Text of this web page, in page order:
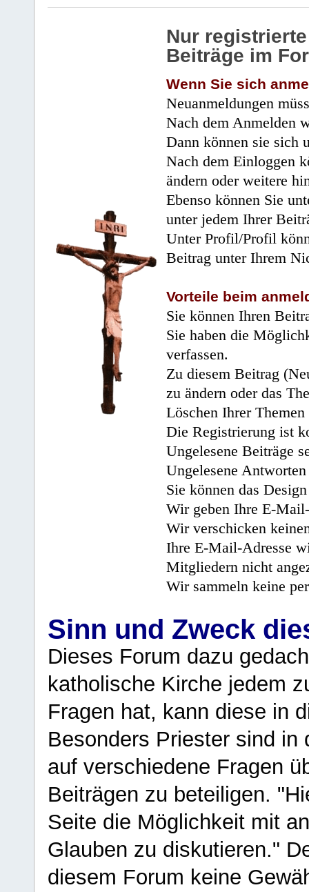
Nur
Beiträge im
Wenn Sie sich
Neuanmeldungen
Nach dem Anmelden
Dann können sie sich
Nach dem Einloggen
ändern oder weitere
Ebenso können Sie
unter jedem Ihrer
Unter Profil/Profil
Beitrag unter Ihrem
Vorteile beim
Sie können Ihren
Sie haben die
verfassen.
Zu diesem Beitrag
zu ändern oder das
Löschen Ihrer
Die Registrierung ist
Ungelesene Beiträge
Ungelesene
Sie können das
Wir geben Ihre E-
Wir verschicken
Ihre E-Mail-Adresse
Mitgliedern nicht
Wir sammeln keine
Sinn und Zweck
Dieses Forum dazu
katholische Kirche jedem
Fragen hat, kann diese in
Besonders Priester sind in
auf verschiedene Fragen
Beiträgen zu beteiligen.
Seite die Möglichkeit mit
Glauben zu diskutieren."
diesem Forum keine